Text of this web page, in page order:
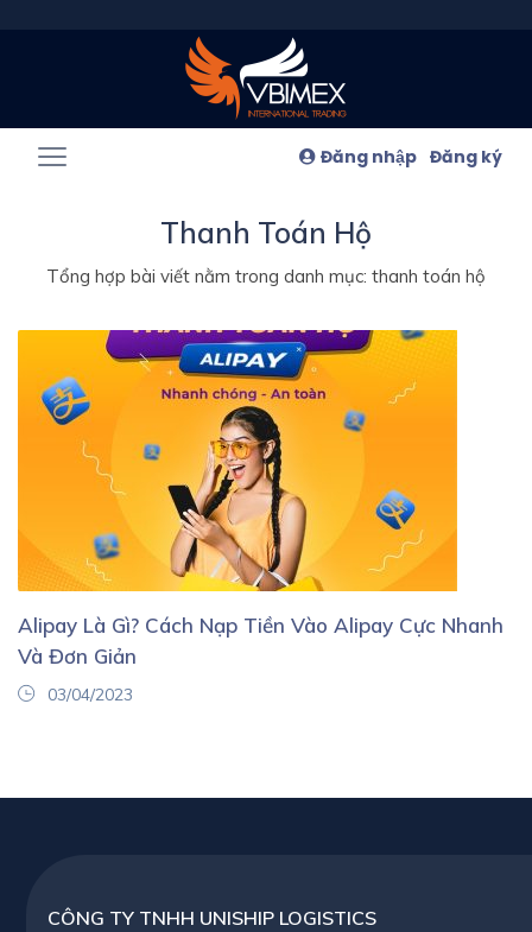
Đăng nhập Đăng ký
Thanh Toán Hộ
Tổng hợp bài viết nằm trong danh mục: thanh toán hộ
Alipay Là Gì? Cách Nạp Tiền Vào Alipay Cực Nhanh
Và Đơn Giản
03/04/2023
CÔNG TY TNHH UNISHIP LOGISTICS